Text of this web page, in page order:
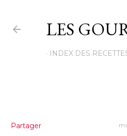
LES
INDEX DES
Partager